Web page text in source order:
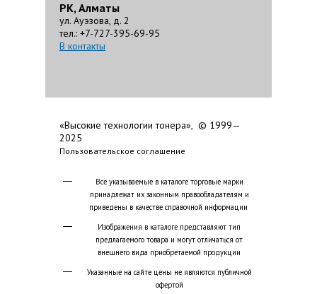
РК, Алматы
ул. Ауэзова, д. 2
тел.: +7-727-395-69-95
В контакты
«Высокие технологии тонера», © 1999—
2025
Пользовательское соглашение
Все указываемые в каталоге торговые марки
принадлежат их законным правообладателям и
приведены в качестве справочной информации
Изображения в каталоге представляют тип
предлагаемого товара и могут отличаться от
внешнего вида приобретаемой продукции
Указанные на сайте цены не являются публичной
офертой